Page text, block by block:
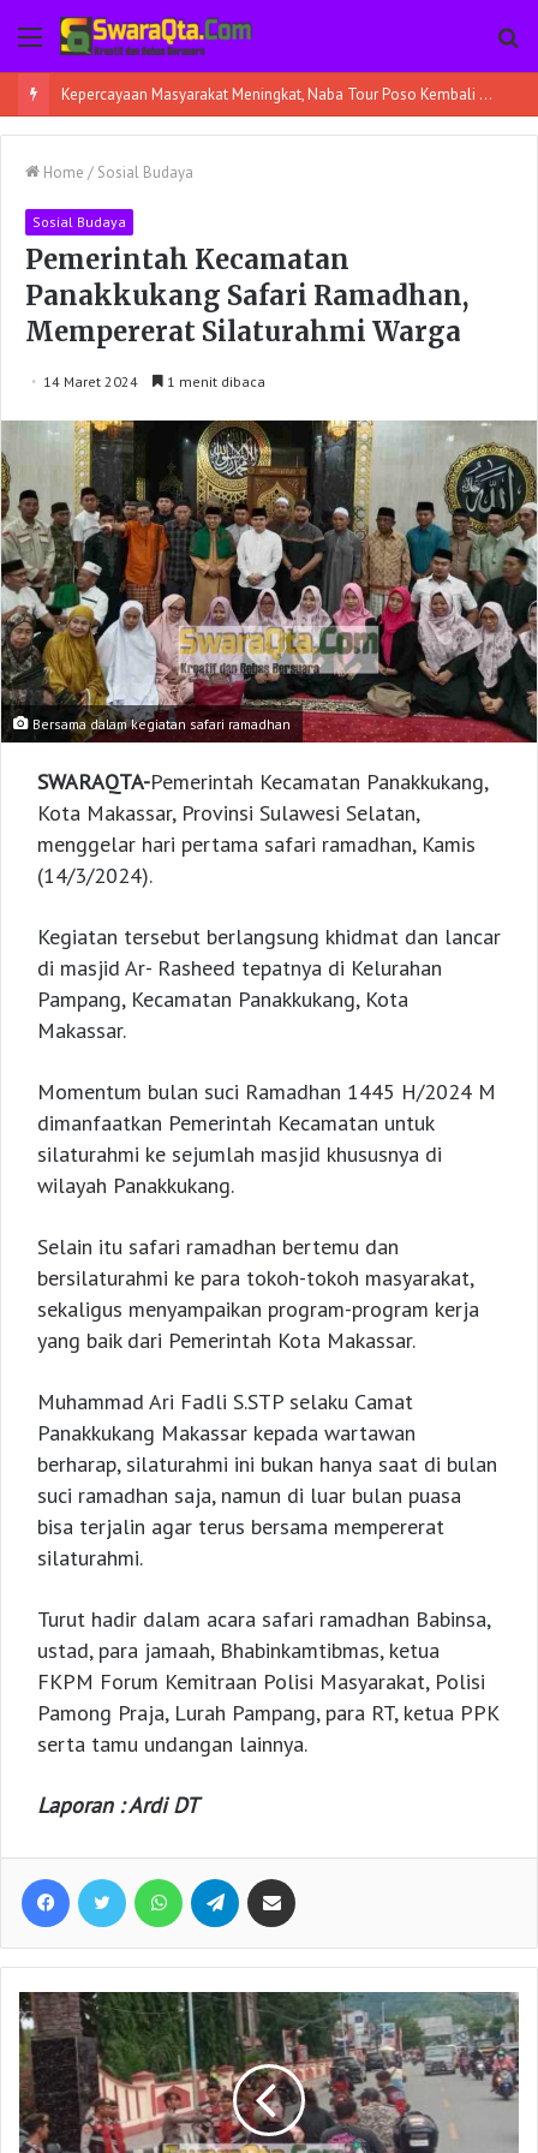
Menu
Kepercayaan Masyarakat Meningkat, Naba Tour Poso Kembali Berangkatkan 45 Jamaah Umroh
Home / Sosial Budaya
Sosial Budaya
Pemerintah Kecamatan
Panakkukang Safari Ramadhan,
Mempererat Silaturahmi Warga
14 Maret 2024 1 menit dibaca
Bersama dalam kegiatan safari ramadhan
SWARAQTA-Pemerintah Kecamatan Panakkukang,
Kota Makassar, Provinsi Sulawesi Selatan,
menggelar hari pertama safari ramadhan, Kamis
(14/3/2024).
Kegiatan tersebut berlangsung khidmat dan lancar
di masjid Ar- Rasheed tepatnya di Kelurahan
Pampang, Kecamatan Panakkukang, Kota
Makassar.
Momentum bulan suci Ramadhan 1445 H/2024 M
dimanfaatkan Pemerintah Kecamatan untuk
silaturahmi ke sejumlah masjid khususnya di
wilayah Panakkukang.
Selain itu safari ramadhan bertemu dan
bersilaturahmi ke para tokoh-tokoh masyarakat,
sekaligus menyampaikan program-program kerja
yang baik dari Pemerintah Kota Makassar.
Muhammad Ari Fadli S.STP selaku Camat
Panakkukang Makassar kepada wartawan
berharap, silaturahmi ini bukan hanya saat di bulan
suci ramadhan saja, namun di luar bulan puasa
bisa terjalin agar terus bersama mempererat
silaturahmi.
Turut hadir dalam acara safari ramadhan Babinsa,
ustad, para jamaah, Bhabinkamtibmas, ketua
FKPM Forum Kemitraan Polisi Masyarakat, Polisi
Pamong Praja, Lurah Pampang, para RT, ketua PPK
serta tamu undangan lainnya.
Laporan : Ardi DT
Facebook Twitter WhatsApp Telegram